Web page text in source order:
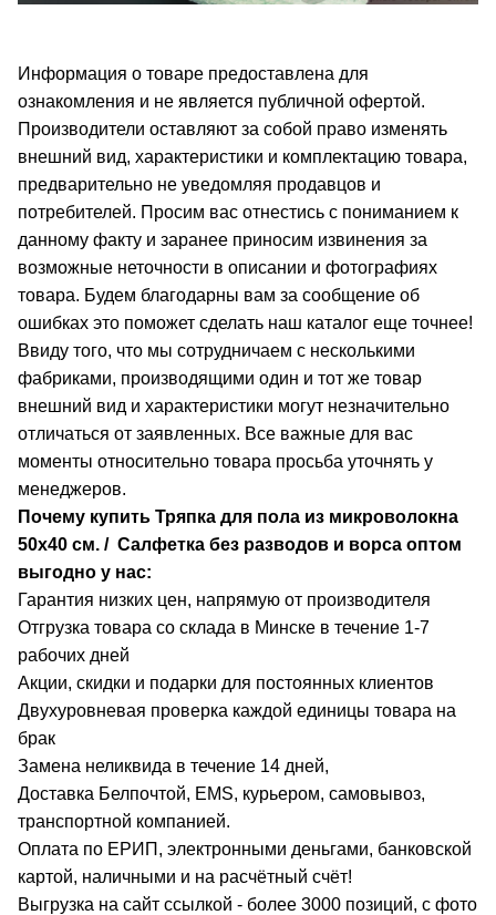
Информация о товаре предоставлена для
ознакомления и не является публичной офертой.
Производители оставляют за собой право изменять
внешний вид, характеристики и комплектацию товара,
предварительно не уведомляя продавцов и
потребителей. Просим вас отнестись с пониманием к
данному факту и заранее приносим извинения за
возможные неточности в описании и фотографиях
товара. Будем благодарны вам за сообщение об
ошибках это поможет сделать наш каталог еще точнее!
Ввиду того, что мы сотрудничаем с несколькими
фабриками, производящими один и тот же товар
внешний вид и характеристики могут незначительно
отличаться от заявленных. Все важные для вас
моменты относительно товара просьба уточнять у
менеджеров.
Почему купить Тряпка для пола из микроволокна
50х40 см. / Салфетка без разводов и ворса оптом
выгодно у нас:
Гарантия низких цен, напрямую от производителя
Отгрузка товара со склада в Минске в течение 1-7
рабочих дней
Акции, скидки и подарки для постоянных клиентов
Двухуровневая проверка каждой единицы товара на
брак
Замена неликвида в течение 14 дней,
Доставка Белпочтой, EMS, курьером, самовывоз,
транспортной компанией.
Оплата по ЕРИП, электронными деньгами, банковской
картой, наличными и на расчётный счёт!
Выгрузка на сайт ссылкой - более 3000 позиций, с фото